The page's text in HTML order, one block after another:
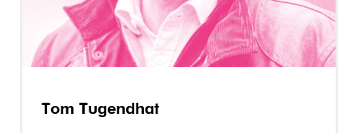
Tom Tugendhat